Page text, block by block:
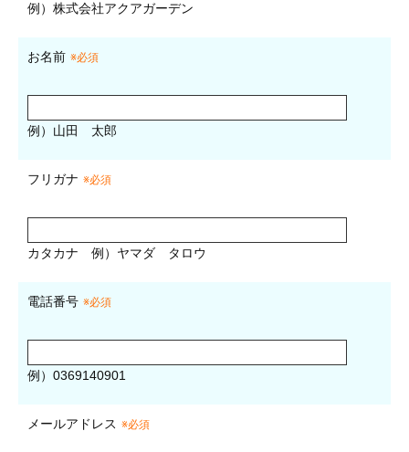
例）株式会社アクアガーデン
お名前 ※必須
例）山田 太郎
フリガナ ※必須
カタカナ 例）ヤマダ タロウ
電話番号 ※必須
例）0369140901
メールアドレス ※必須